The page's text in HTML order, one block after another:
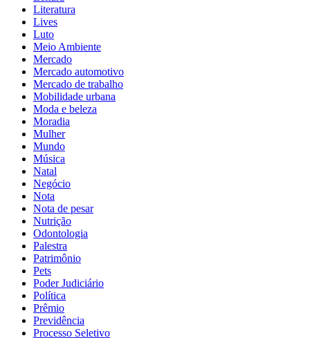
Literatura
Lives
Luto
Meio Ambiente
Mercado
Mercado automotivo
Mercado de trabalho
Mobilidade urbana
Moda e beleza
Moradia
Mulher
Mundo
Música
Natal
Negócio
Nota
Nota de pesar
Nutrição
Odontologia
Palestra
Patrimônio
Pets
Poder Judiciário
Política
Prêmio
Previdência
Processo Seletivo